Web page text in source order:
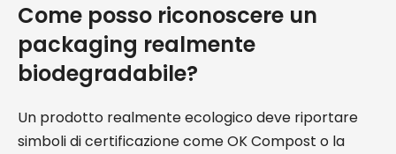
Come posso riconoscere un
packaging realmente
biodegradabile?
Un prodotto realmente ecologico deve riportare
simboli di certificazione come OK Compost o la